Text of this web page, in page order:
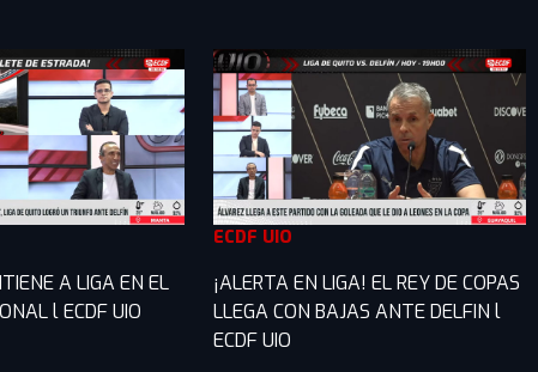
A LIGA EN EL
l ECDF UIO
ECDF UIO
¡ALERTA EN LIGA! EL REY DE COPAS
LLEGA CON BAJAS ANTE DELFIN l
ECDF UIO